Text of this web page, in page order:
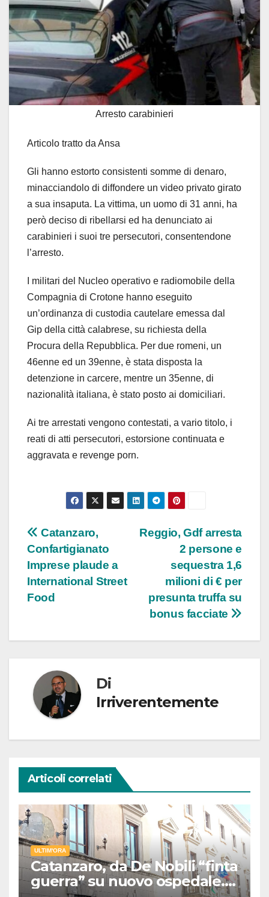
Arresto carabinieri
Articolo tratto da Ansa
Gli hanno estorto consistenti somme di denaro,
minacciandolo di diffondere un video privato girato
a sua insaputa. La vittima, un uomo di 31 anni, ha
però deciso di ribellarsi ed ha denunciato ai
carabinieri i suoi tre persecutori, consentendone
l’arresto.
I militari del Nucleo operativo e radiomobile della
Compagnia di Crotone hanno eseguito
un’ordinanza di custodia cautelare emessa dal
Gip della città calabrese, su richiesta della
Procura della Repubblica. Per due romeni, un
46enne ed un 39enne, è stata disposta la
detenzione in carcere, mentre un 35enne, di
nazionalità italiana, è stato posto ai domiciliari.
Ai tre arrestati vengono contestati, a vario titolo, i
reati di atti persecutori, estorsione continuata e
aggravata e revenge porn.
Navigazione
articoli
Reggio, Gdf arresta
2 persone e
sequestra 1,6
milioni di € per
presunta truffa su
bonus facciate
Catanzaro,
Confartigianato
Imprese plaude a
International Street
Food
Di
Irriverentemente
Articoli correlati
ULTIM'ORA
Catanzaro, da De Nobili “finta
guerra” su nuovo ospedale.